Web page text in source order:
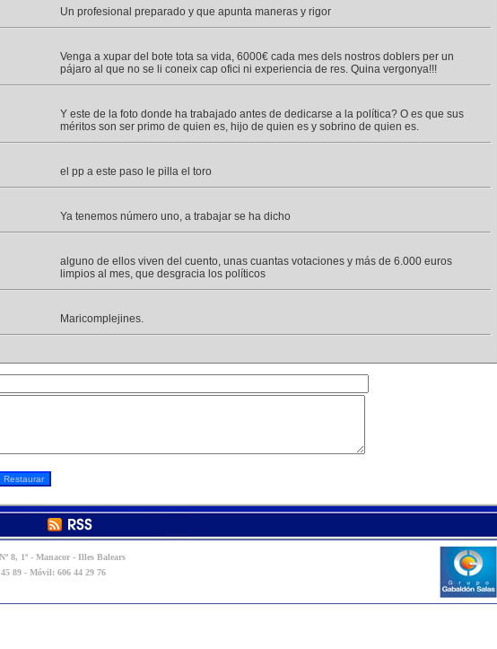
Un profesional preparado y que apunta maneras y rigor
Venga a xupar del bote tota sa vida, 6000€ cada mes dels nostros doblers per un
pájaro al que no se li coneix cap ofici ni experiencia de res. Quina vergonya!!!
Y este de la foto donde ha trabajado antes de dedicarse a la política? O es que sus
méritos son ser primo de quien es, hijo de quien es y sobrino de quien es.
el pp a este paso le pilla el toro
Ya tenemos número uno, a trabajar se ha dicho
alguno de ellos viven del cuento, unas cuantas votaciones y más de 6.000 euros
limpios al mes, que desgracia los políticos
Maricomplejines.
8, 1º - Manacor - Illes Balears
89 - Móvil: 606 44 29 76